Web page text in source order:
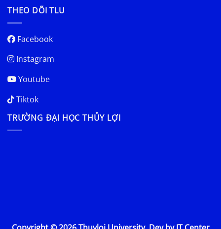
THEO DÕI TLU
Facebook
Instagram
Youtube
Tiktok
TRƯỜNG ĐẠI HỌC THỦY LỢI